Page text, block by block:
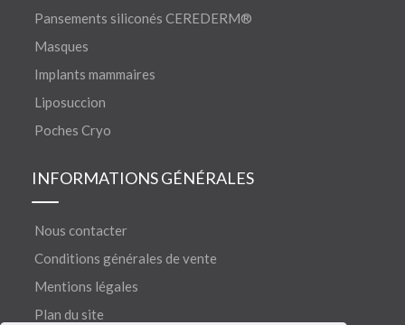
Pansements siliconés CEREDERM®
Masques
Implants mammaires
Liposuccion
Poches Cryo
INFORMATIONS GÉNÉRALES
Nous contacter
Conditions générales de vente
Mentions légales
Plan du site